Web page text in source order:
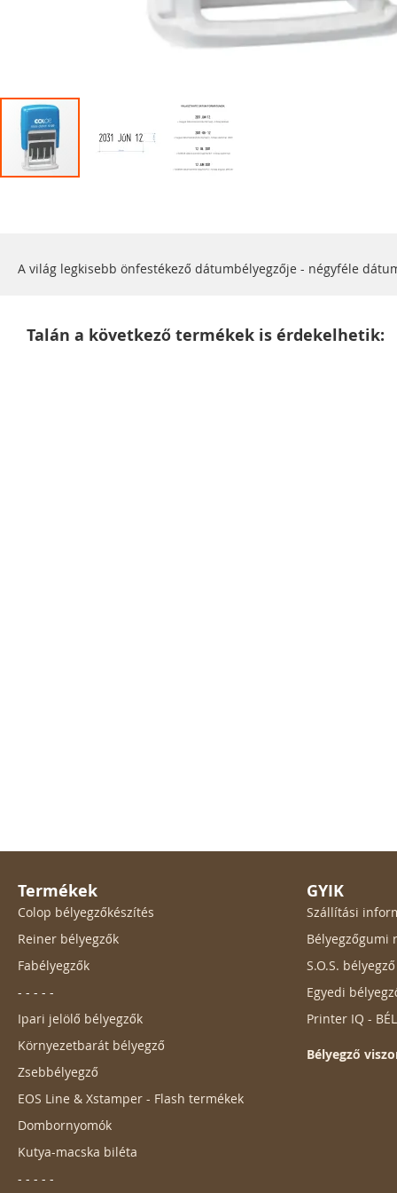
A világ legkisebb önfestékező dátumbélyegzője - négyféle
Talán a következő termékek is érdekelhetik:
Termékek
Colop bélyegzőkészítés
Reiner bélyegzők
Fabélyegzők
- - - - -
Ipari jelölő bélyegzők
Környezetbarát bélyegző
Zsebbélyegző
EOS Line & Xstamper - Flash termékek
Dombornyomók
Kutya-macska biléta
- - - - -
GYIK
Szállítási
Bélyegzőgumi
S.O.S.
Egyedi
Printer IQ -
Bélyegző